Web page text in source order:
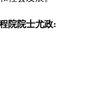
院院士尤政: